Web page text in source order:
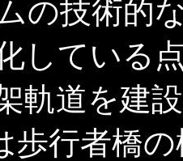
の技術的
している
軌道を建
歩行者橋